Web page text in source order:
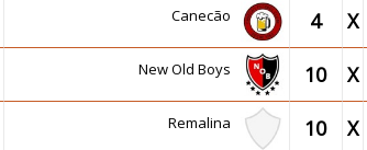
Canecão 4 X
New Old Boys 10 X
Remalina 10 X